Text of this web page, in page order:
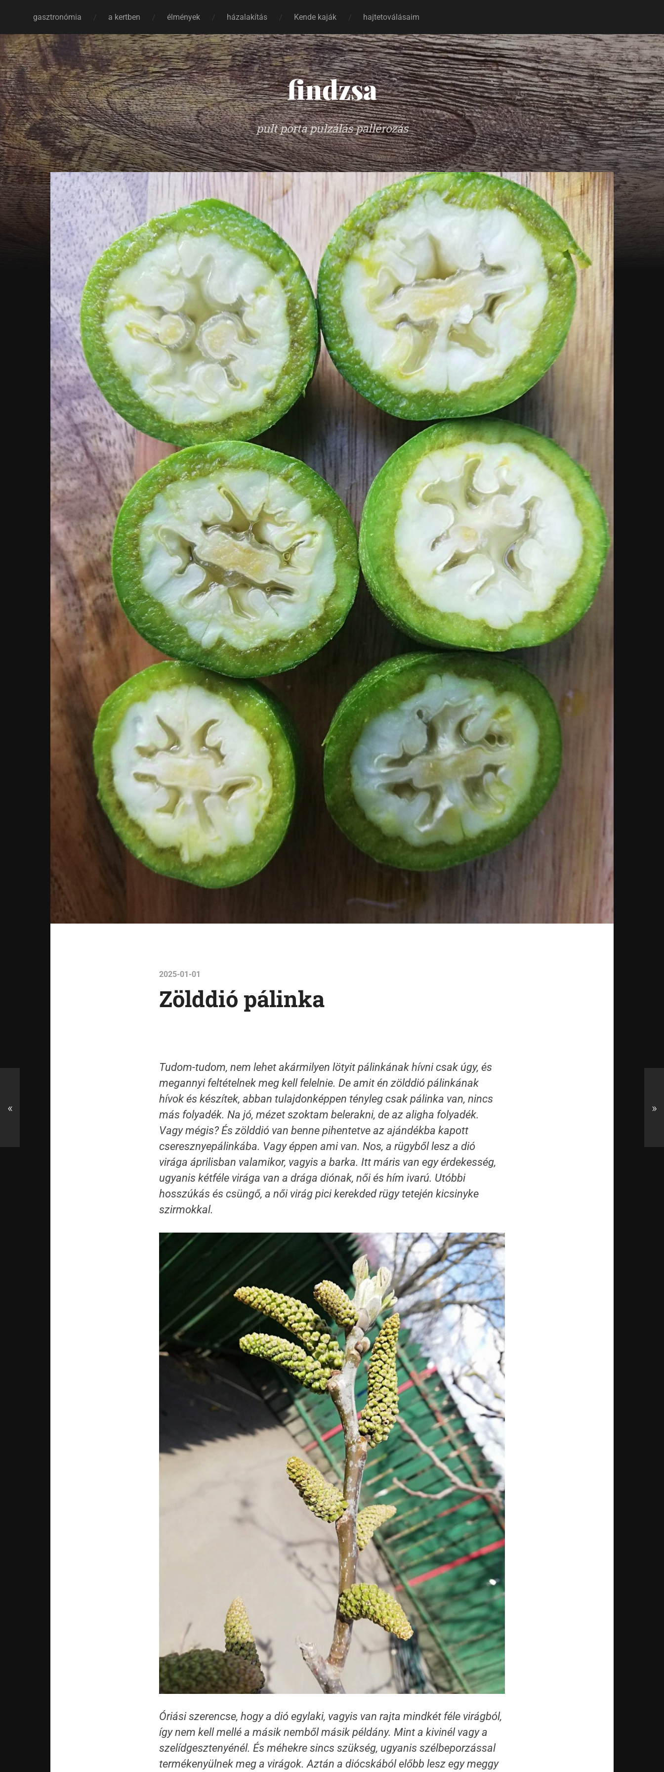
gasztronómia a kertben élmények házalakítás Kende kaják hajtetoválásaim
findzsa
pult porta pulzálás pallérozás
2025-01-01
Zölddió pálinka
Tudom-tudom, nem lehet akármilyen lötyit pálinkának hívni csak úgy, és
megannyi feltételnek meg kell felelnie. De amit én zölddió pálinkának
hívok és készítek, abban tulajdonképpen tényleg csak pálinka van, nincs
más folyadék. Na jó, mézet szoktam belerakni, de az aligha folyadék.
Vagy mégis? És zölddió van benne pihentetve az ajándékba kapott
cseresznyepálinkába. Vagy éppen ami van. Nos, a rügyből lesz a dió
virága áprilisban valamikor, vagyis a barka. Itt máris van egy érdekesség,
ugyanis kétféle virága van a drága diónak, női és hím ivarú. Utóbbi
hosszúkás és csüngő, a női virág pici kerekded rügy tetején kicsinyke
szirmokkal.
Óriási szerencse, hogy a dió egylaki, vagyis van rajta mindkét féle virágból,
így nem kell mellé a másik nemből másik példány. Mint a kivinél vagy a
szelídgesztenyénél. És méhekre sincs szükség, ugyanis szélbeporzással
termékenyülnek meg a virágok. Aztán a diócskából előbb lesz egy meggy
« »